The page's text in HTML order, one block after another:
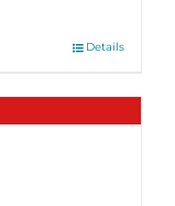
Details